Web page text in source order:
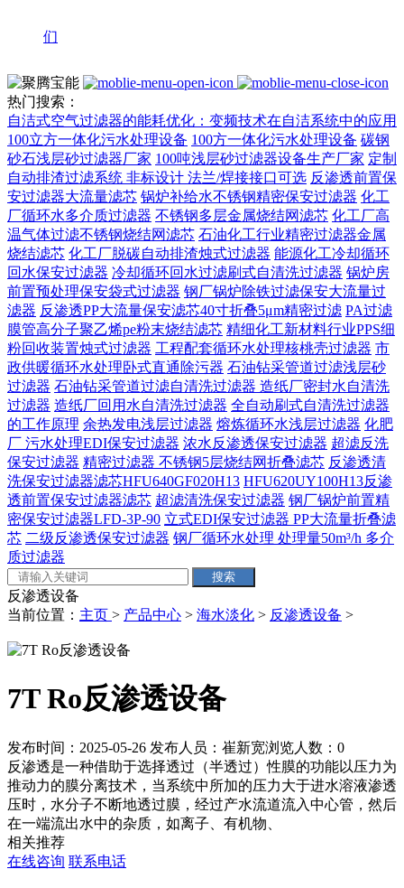
们
热门搜索：
自洁式空气过滤器的能耗优化：变频技术在自洁系统中的应用
100立方一体化污水处理设备 100方一体化污水处理设备 碳钢
砂石浅层砂过滤器厂家 100吨浅层砂过滤器设备生产厂家 定制
自动排渣过滤系统 非标设计 法兰/焊接接口可选‌ 反渗透前置保
安过滤器大流量滤芯 锅炉补给水不锈钢精密保安过滤器 化工
厂循环水多介质过滤器 不锈钢多层金属烧结网滤芯 化工厂高
温气体过滤不锈钢烧结网滤芯 石油化工行业精密过滤器金属
烧结滤芯 化工厂脱碳自动排渣烛式过滤器 能源化工冷却循环
回水保安过滤器 冷却循环回水过滤刷式自清洗过滤器 锅炉房
前置预处理保安袋式过滤器 钢厂锅炉除铁过滤保安大流量过
滤器 反渗透PP大流量保安滤芯40寸折叠5μm精密过滤 PA过滤
膜管高分子聚乙烯pe粉末烧结滤芯 精细化工新材料行业PPS细
粉回收装置烛式过滤器 工程配套循环水处理核桃壳过滤器 市
政供暖循环水处理卧式直通除污器 石油钻采管道过滤浅层砂
过滤器 石油钻采管道过滤自清洗过滤器 造纸厂密封水自清洗
过滤器 造纸厂回用水自清洗过滤器 全自动刷式自清洗过滤器
的工作原理 余热发电浅层过滤器 熔炼循环水浅层过滤器 化肥
厂 污水处理EDI保安过滤器 浓水反渗透保安过滤器 超滤反洗
保安过滤器 精密过滤器 不锈钢5层烧结网折叠滤芯 反渗透清
洗保安过滤器滤芯HFU640GF020H13 HFU620UY100H13反渗
透前置保安过滤器滤芯 超滤清洗保安过滤器 钢厂锅炉前置精
密保安过滤器LFD-3P-90 立式EDI保安过滤器 PP大流量折叠滤
芯 二级反渗透保安过滤器 钢厂循环水处理 处理量50m³/h 多介
质过滤器
反渗透设备
当前位置： 主页 > 产品中心 > 海水淡化 > 反渗透设备 >
7T Ro反渗透设备
发布时间：2025-05-26 发布人员：崔新宽浏览人数： 0
反渗透是一种借助于选择透过（半透过）性膜的功能以压力为
推动力的膜分离技术，当系统中所加的压力大于进水溶液渗透
压时，水分子不断地透过膜，经过产水流道流入中心管，然后
在一端流出水中的杂质，如离子、有机物、
相关推荐
在线咨询 联系电话